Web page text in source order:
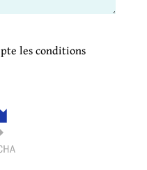
les conditions